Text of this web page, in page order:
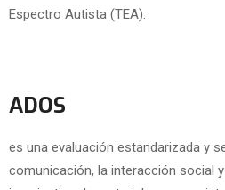
Espectro Autista (TEA).
ADOS
es una evaluación estandarizada y
comunicación, la interacción social